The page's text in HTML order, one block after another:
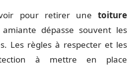
pour retirer une toiture
amiante dépasse souvent les
Les règles à respecter et les
à mettre en place